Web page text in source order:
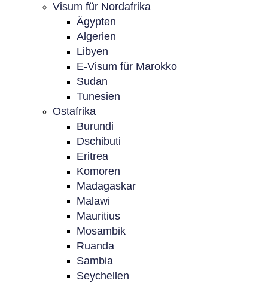
Visum für Nordafrika
Ägypten
Algerien
Libyen
E-Visum für Marokko
Sudan
Tunesien
Ostafrika
Burundi
Dschibuti
Eritrea
Komoren
Madagaskar
Malawi
Mauritius
Mosambik
Ruanda
Sambia
Seychellen